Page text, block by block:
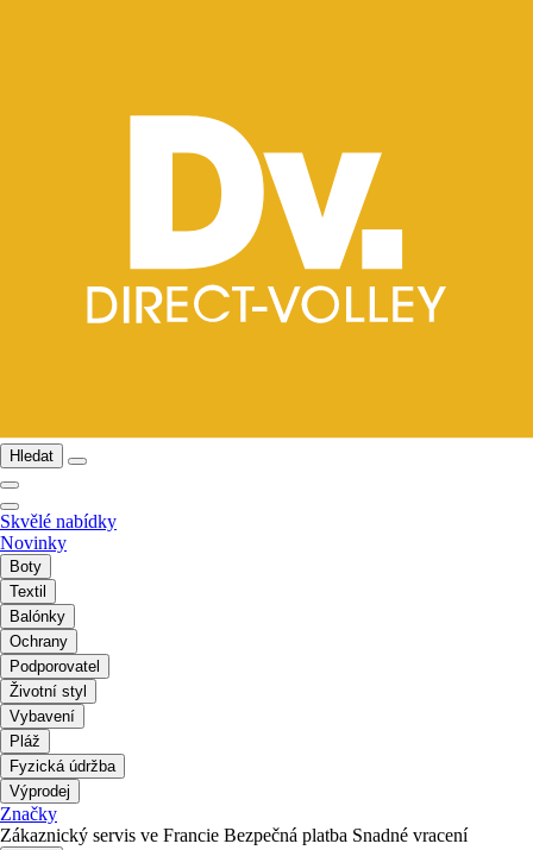
Hledat
Skvělé nabídky
Novinky
Boty
Textil
Balónky
Ochrany
Podporovatel
Životní styl
Vybavení
Pláž
Fyzická údržba
Výprodej
Značky
Zákaznický servis ve Francie Bezpečná platba Snadné vracení